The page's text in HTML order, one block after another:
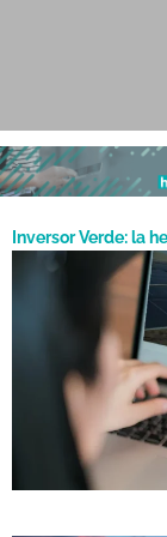
Inversor Verde: la
sostenibles en el